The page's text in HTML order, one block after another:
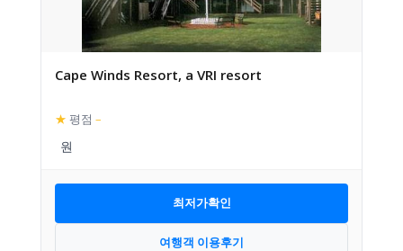
Cape Winds Resort, a VRI resort
★ 평점 –
최저가확인
여행객 이용후기